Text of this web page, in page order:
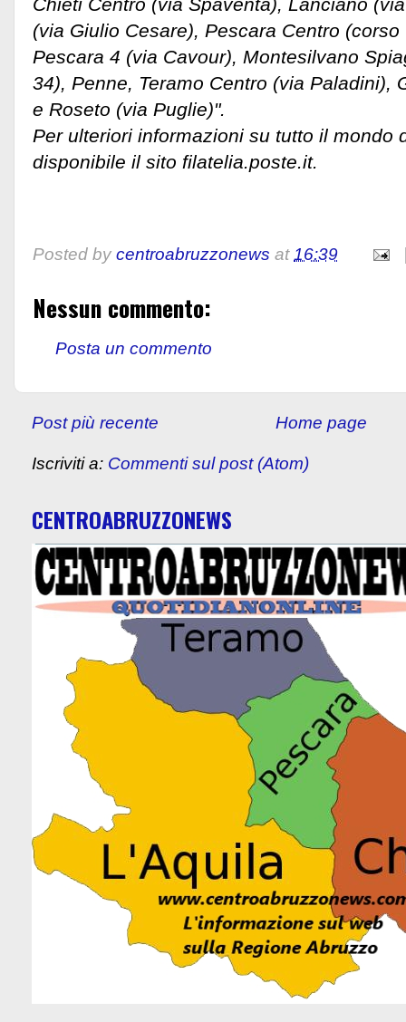
(via Giulio Cesare), Pescara Centro
Pescara 4 (via Cavour), Montesilvano
34), Penne, Teramo Centro (via Paladini),
e Roseto (via Puglie)".
Per ulteriori informazioni su tutto il mondo
disponibile il sito filatelia.poste.it.
Posted by centroabruzzonews at16:39
Nessun commento:
Posta un commento
Post più recente Home page
Iscriviti a: Commenti sul post (Atom)
CENTROABRUZZONEWS